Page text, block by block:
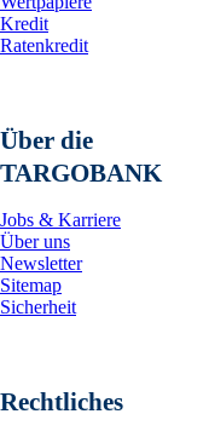
Kredit
Ratenkredit
Über die
TARGOBANK
Jobs & Karriere
Über uns
Newsletter
Sitemap
Sicherheit
Rechtliches